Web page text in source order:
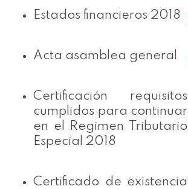
Estados financieros 2018
Acta asamblea general
Certificación requisitos
cumplidos para continuar
en el Regimen Tributario
Especial 2018
Certificado de existencia